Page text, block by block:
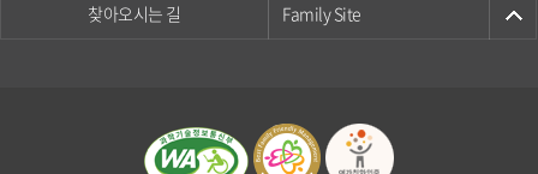
찾아오시는 길 Family Site